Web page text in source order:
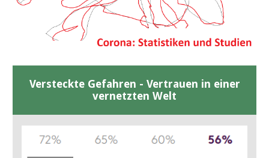
Versteckte Gefahren - Vertrauen in einer
vernetzten Welt